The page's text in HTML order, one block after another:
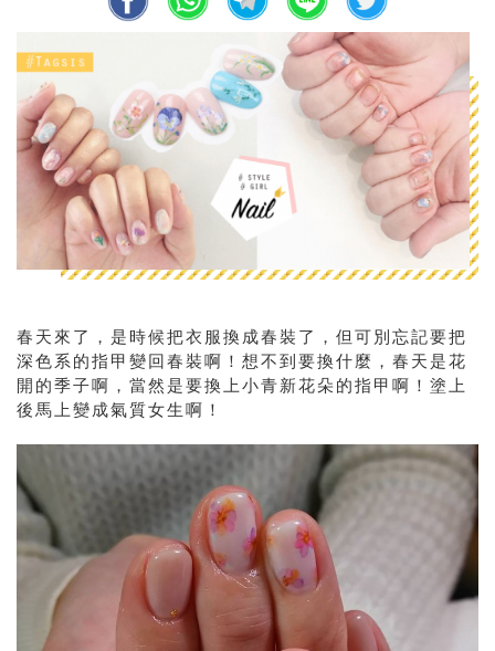
春天來了，是時候把衣服換成春裝了，但可別忘記要把
深色系的指甲變回春裝啊！想不到要換什麼，春天是花
開的季子啊，當然是要換上小青新花朵的指甲啊！塗上
後馬上變成氣質女生啊！